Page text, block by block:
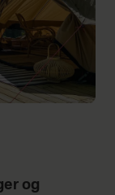
og